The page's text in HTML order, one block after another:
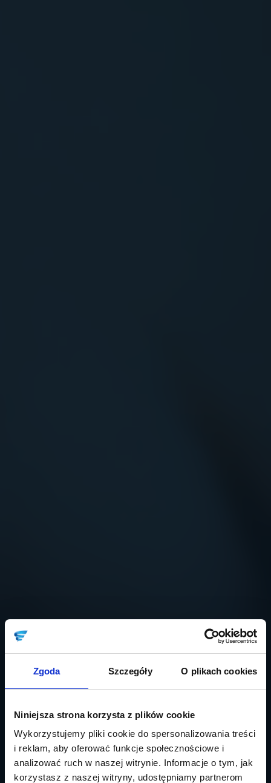
Zgoda Szczegóły O plikach cookies
Niniejsza strona korzysta z plików cookie
Wykorzystujemy pliki cookie do spersonalizowania treści
i reklam, aby oferować funkcje społecznościowe i
analizować ruch w naszej witrynie. Informacje o tym, jak
korzystasz z naszej witryny, udostępniamy partnerom